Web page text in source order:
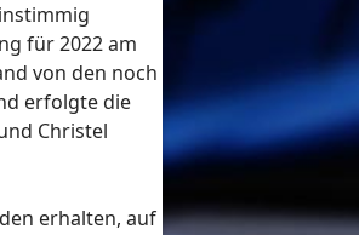
für 2022 am
von den noch
erfolgte die
Christel
erhalten, auf